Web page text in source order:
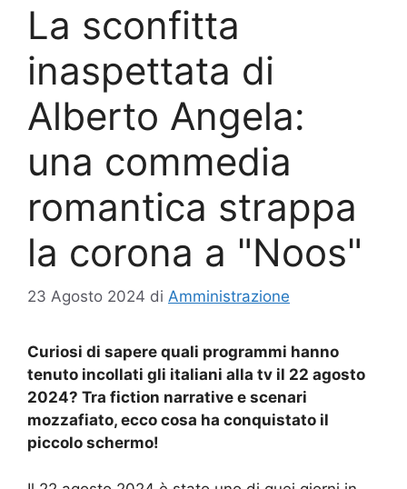
La sconfitta
inaspettata di
Alberto Angela:
una commedia
romantica strappa
la corona a "Noos"
23 Agosto 2024 di Amministrazione
Curiosi di sapere quali programmi hanno
tenuto incollati gli italiani alla tv il 22 agosto
2024? Tra fiction narrative e scenari
mozzafiato, ecco cosa ha conquistato il
piccolo schermo!